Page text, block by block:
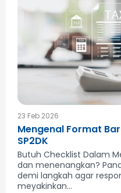
23 Feb 2026
Mengenal Format
SP2DK
Butuh Checklist Dalam
dan menenangkan?
demi langkah agar
meyakinkan...